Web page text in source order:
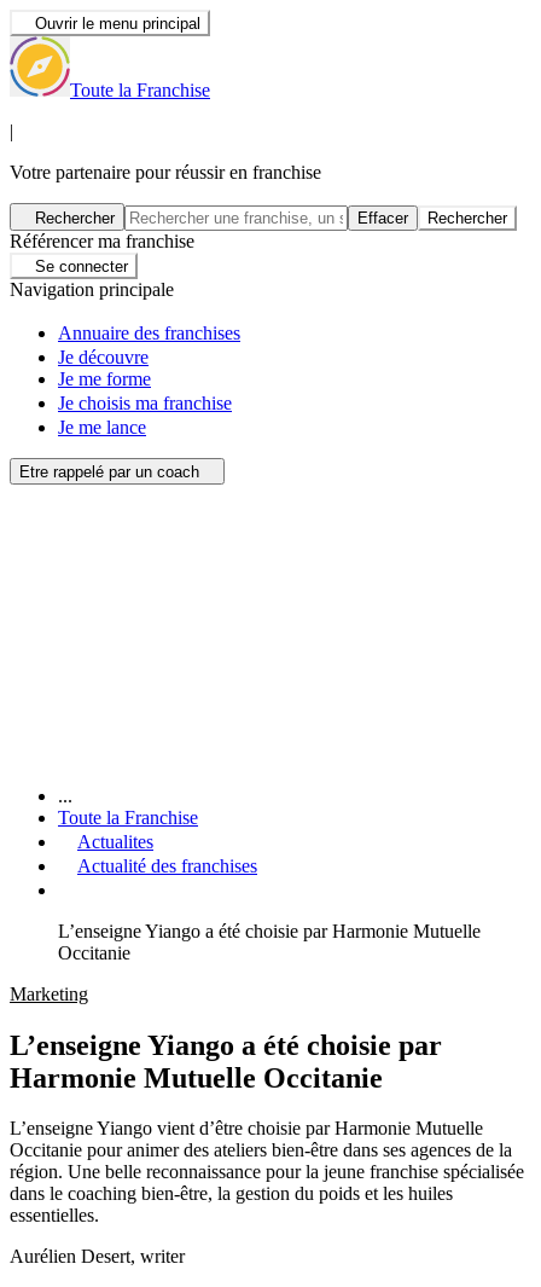
Ouvrir le menu principal
Toute la Franchise
|
Votre partenaire pour réussir en franchise
Rechercher Effacer Rechercher
Référencer ma franchise
Se connecter
Navigation principale
Annuaire des franchises
Je découvre
Je me forme
Je choisis ma franchise
Je me lance
Etre rappelé par un coach
...
Toute la Franchise
Actualites
Actualité des franchises
L’enseigne Yiango a été choisie par Harmonie Mutuelle
Occitanie
Marketing
L’enseigne Yiango a été choisie par
Harmonie Mutuelle Occitanie
L’enseigne Yiango vient d’être choisie par Harmonie Mutuelle
Occitanie pour animer des ateliers bien-être dans ses agences de la
région. Une belle reconnaissance pour la jeune franchise spécialisée
dans le coaching bien-être, la gestion du poids et les huiles
essentielles.
Aurélien Desert, writer